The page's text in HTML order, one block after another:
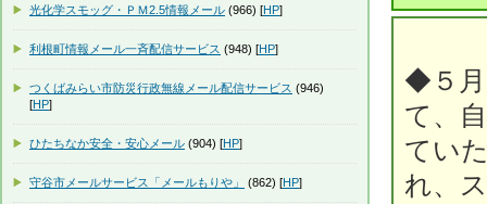
◆５月
て、
てい
れ、
光化学スモッグ・ＰＭ2.5情報メール (966) [HP]
利根町情報メール一斉配信サービス (948) [HP]
つくばみらい市防災行政無線メール配信サービス (946)
[HP]
ひたちなか安全・安心メール (904) [HP]
守谷市メールサービス「メールもりや」 (862) [HP]